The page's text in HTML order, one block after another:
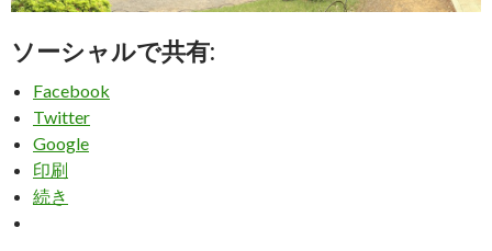
ソーシャルで共有:
Facebook
Twitter
Google
印刷
続き